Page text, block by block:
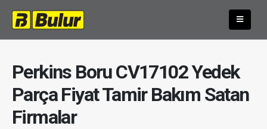
Perkins Boru CV17102 Yedek
Parça Fiyat Tamir Bakım Satan
Firmalar